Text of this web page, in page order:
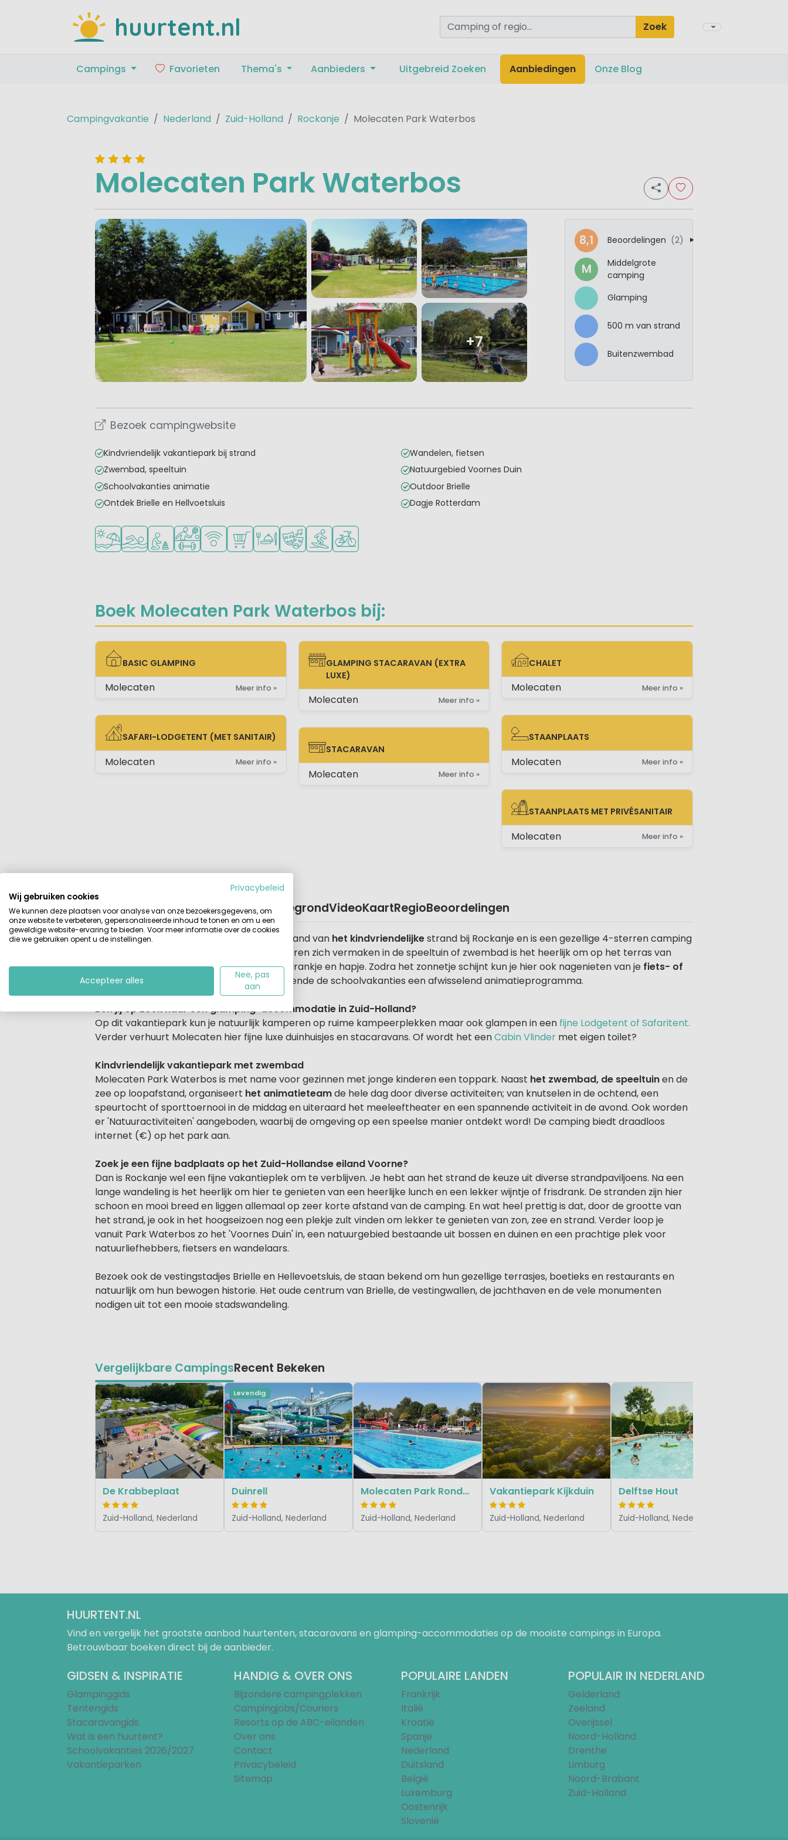
huurtent.nl Zoek
Campings Favorieten Thema's Aanbieders Uitgebreid Zoeken Aanbiedingen Onze Blog
Campingvakantie Nederland Zuid-Holland Rockanje Molecaten Park Waterbos
Molecaten Park Waterbos
+7
8,1 Beoordelingen (2)
M
Middelgrote
camping
Glamping
500 m van strand
Buitenzwembad
Bezoek campingwebsite
Kindvriendelijk vakantiepark bij strand
Zwembad, speeltuin
Schoolvakanties animatie
Ontdek Brielle en Hellvoetsluis
Wandelen, fietsen
Natuurgebied Voornes Duin
Outdoor Brielle
Dagje Rotterdam
Ligt bij strand en zee
Openlucht zwembad
Aanbevolen voor jonge kinderen
Veel mogelijkheden om te sporten
WiFi beschikbaar
Campingwinkel/Supermarkt
Restaurant of pizzeria
Animatieprogramma
Watersportfaciliteiten
Fietsverhuur
Boek Molecaten Park Waterbos bij:
BASIC GLAMPING
BASIC GLAMPING
Molecaten Meer info »
SAFARI-LODGETENT (MET SANITAIR)
SAFARI-LODGETENT (MET SANITAIR)
Molecaten Meer info »
GLAMPING STACARAVAN (EXTRA LUXE)
GLAMPING STACARAVAN (EXTRA
LUXE)
Molecaten Meer info »
STACARAVAN
STACARAVAN
Molecaten Meer info »
CHALET
CHALET
Molecaten Meer info »
STAANPLAATS
STAANPLAATS
Molecaten Meer info »
STAANPLAATS MET PRIVÉSANITAIR
STAANPLAATS MET PRIVÉSANITAIR
Molecaten Meer info »
BeschrijvingAccommodatiesPlattegrondVideoKaartRegioBeoordelingen
Beschrijving
Molecaten Park Waterbos ligt op loopafstand van het kindvriendelijkestrand bij Rockanje en is een gezellige 4-sterren camping
met ruime kampeervelden. Terwijl de kinderen zich vermaken in de speeltuin of zwembad is het heerlijk om op het terras van
Paviljoen Zomerzoen te genieten van een drankje en hapje. Zodra het zonnetje schijnt kun je hier ook nagenieten van je fiets- of
wandeltocht.
Voor de kinderen is er gedurende de schoolvakanties een afwisselend animatieprogramma.
Ben jij op zoek naar een glamping-accommodatie in Zuid-Holland?
Op dit vakantiepark kun je natuurlijk kamperen op ruime kampeerplekken maar ook glampen in een fijne Lodgetent of Safaritent.
Verder verhuurt Molecaten hier fijne luxe duinhuisjes en stacaravans. Of wordt het eenCabin Vlinder met eigen toilet?
Kindvriendelijk vakantiepark met zwembad
Molecaten Park Waterbos is met name voor gezinnen met jonge kinderen een toppark. Naast het zwembad, de speeltuinen de
zee op loopafstand, organiseert het animatieteamde hele dag door diverse activiteiten; van knutselen in de ochtend, een
speurtocht of sporttoernooi in de middag en uiteraard het meeleeftheater en een spannende activiteit in de avond. Ook worden
er 'Natuuractiviteiten' aangeboden, waarbij de omgeving op een speelse manier ontdekt word! De camping biedt draadloos
internet (€) op het park aan.
Zoek je een fijne badplaats op het Zuid-Hollandse eiland Voorne?
Dan is Rockanje wel een fijne vakantieplek om te verblijven. Je hebt aan het strand de keuze uit diverse strandpaviljoens. Na een
lange wandeling is het heerlijk om hier te genieten van een heerlijke lunch en een lekker wijntje of frisdrank. De stranden zijn hier
schoon en mooi breed en liggen allemaal op zeer korte afstand van de camping. En wat heel prettig is dat, door de grootte van
het strand, je ook in het hoogseizoen nog een plekje zult vinden om lekker te genieten van zon, zee en strand. Verder loop je
vanuit Park Waterbos zo het 'Voornes Duin' in, een natuurgebied bestaande uit bossen en duinen en een prachtige plek voor
natuurliefhebbers, fietsers en wandelaars.
Bezoek ook de vestingstadjes Brielle en Hellevoetsluis, de staan bekend om hun gezellige terrasjes, boetieks en restaurants en
natuurlijk om hun bewogen historie. Het oude centrum van Brielle, de vestingwallen, de jachthaven en de vele monumenten
nodigen uit tot een mooie stadswandeling.
Vergelijkbare CampingsRecent Bekeken
De Krabbeplaat
Zuid-Holland, Nederland
Levendig
Duinrell
Zuid-Holland, Nederland
Molecaten Park Rondeweibos
Zuid-Holland, Nederland
Vakantiepark Kijkduin
Zuid-Holland, Nederland
Delftse Hout
Zuid-Holland, Nederland
HUURTENT.NL
Vind en vergelijk het grootste aanbod huurtenten, stacaravans en glamping-accommodaties op de mooiste campings in Europa.
Betrouwbaar boeken direct bij de aanbieder.
GIDSEN & INSPIRATIE
Glampinggids
Tentengids
Stacaravangids
Wat is een huurtent?
Schoolvakanties 2026/2027
Vakantieparken
HANDIG & OVER ONS
Bijzondere campingplekken
Campingjobs/Couriers
Resorts op de ABC-eilanden
Over ons
Contact
Privacybeleid
Sitemap
POPULAIRE LANDEN
Frankrijk
Italië
Kroatië
Spanje
Nederland
Duitsland
België
Luxemburg
Oostenrijk
Slovenië
POPULAIR IN NEDERLAND
Gelderland
Zeeland
Overijssel
Noord-Holland
Drenthe
Limburg
Noord-Brabant
Zuid-Holland
Privacybeleid
Wij gebruiken cookies
We kunnen deze plaatsen voor analyse van onze bezoekersgegevens, om
onze website te verbeteren, gepersonaliseerde inhoud te tonen en om u een
geweldige website-ervaring te bieden. Voor meer informatie over de cookies
die we gebruiken opent u de instellingen.
Accepteer alles
Nee, pas
aan